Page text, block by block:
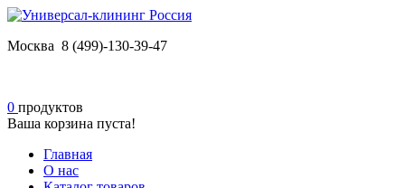
Москва 8 (499)-130-39-47
0 продуктов
Ваша корзина пуста!
Главная
О нас